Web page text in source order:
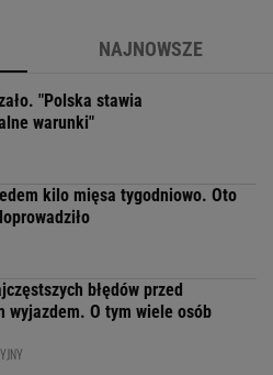
NAJNOWSZE
"Polska stawia
warunki"
kilo mięsa tygodniowo. Oto
błędów przed
wyjazdem. O tym wiele osób